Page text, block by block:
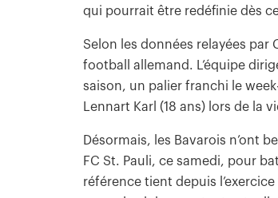
qui pourrait être redéfinie dès
Selon les données relayées par
football allemand. L’équipe
saison, un palier franchi le
Lennart Karl (18 ans) lors de la
Désormais, les Bavarois n’ont
FC St. Pauli, ce samedi, pour
référence tient depuis